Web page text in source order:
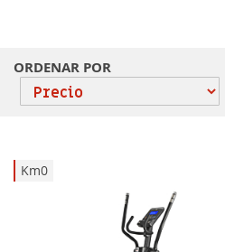
ORDENAR POR
Km0